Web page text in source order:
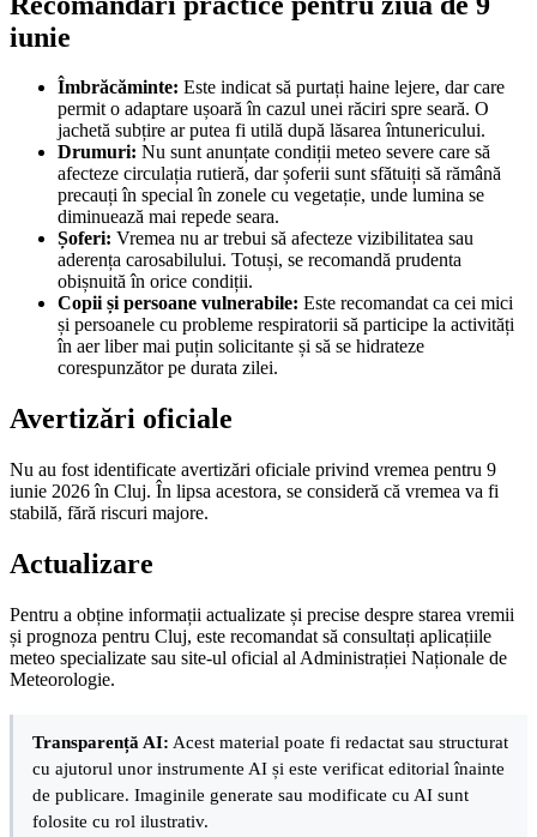
iunie
Îmbrăcăminte: Este indicat să purtați haine lejere, dar care
permit o adaptare ușoară în cazul unei răciri spre seară. O
jachetă subțire ar putea fi utilă după lăsarea întunericului.
Drumuri: Nu sunt anunțate condiții meteo severe care să
afecteze circulația rutieră, dar șoferii sunt sfătuiți să rămână
precauți în special în zonele cu vegetație, unde lumina se
diminuează mai repede seara.
Șoferi: Vremea nu ar trebui să afecteze vizibilitatea sau
aderența carosabilului. Totuși, se recomandă prudenta
obișnuită în orice condiții.
Copii și persoane vulnerabile: Este recomandat ca cei mici
și persoanele cu probleme respiratorii să participe la activități
în aer liber mai puțin solicitante și să se hidrateze
corespunzător pe durata zilei.
Avertizări oficiale
Nu au fost identificate avertizări oficiale privind vremea pentru 9
iunie 2026 în Cluj. În lipsa acestora, se consideră că vremea va fi
stabilă, fără riscuri majore.
Actualizare
Pentru a obține informații actualizate și precise despre starea vremii
și prognoza pentru Cluj, este recomandat să consultați aplicațiile
meteo specializate sau site-ul oficial al Administrației Naționale de
Meteorologie.
Transparență AI: Acest material poate fi redactat sau structurat
cu ajutorul unor instrumente AI și este verificat editorial înainte
de publicare. Imaginile generate sau modificate cu AI sunt
folosite cu rol ilustrativ.